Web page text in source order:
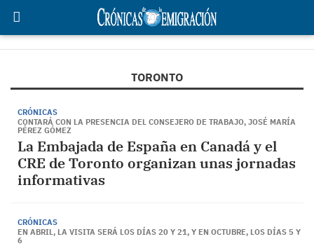
TORONTO
CRÓNICAS
CONTARÁ CON LA PRESENCIA DEL CONSEJERO DE TRABAJO, JOSÉ MARÍA
PÉREZ GÓMEZ
La Embajada de España en Canadá y el
CRE de Toronto organizan unas jornadas
informativas
CRÓNICAS
EN ABRIL, LA VISITA SERÁ LOS DÍAS 20 Y 21, Y EN OCTUBRE, LOS DÍAS 5 Y
6